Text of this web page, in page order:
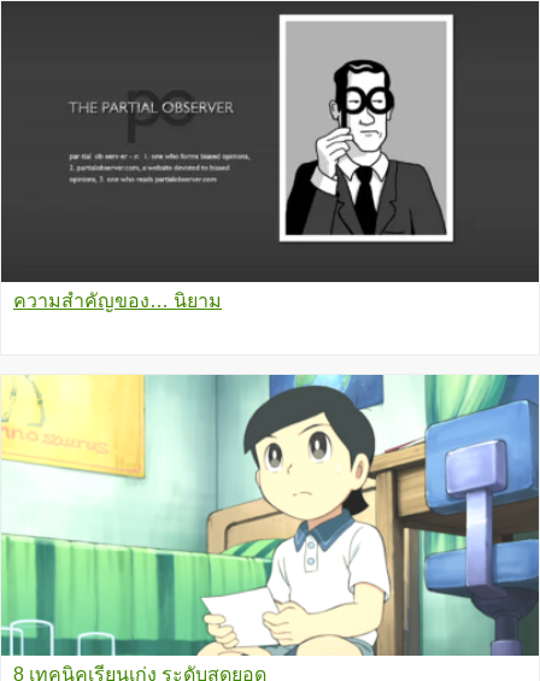
ความสำคัญของ… นิยาม
8 เทคนิคเรียนเก่ง ระดับสุดยอด